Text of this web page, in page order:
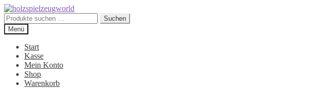
Zur
Navigation
springen
Zum
Inhalt
springen
Suchen
nach:
Suchen
Menü
Start
Kasse
Mein Konto
Shop
Warenkorb